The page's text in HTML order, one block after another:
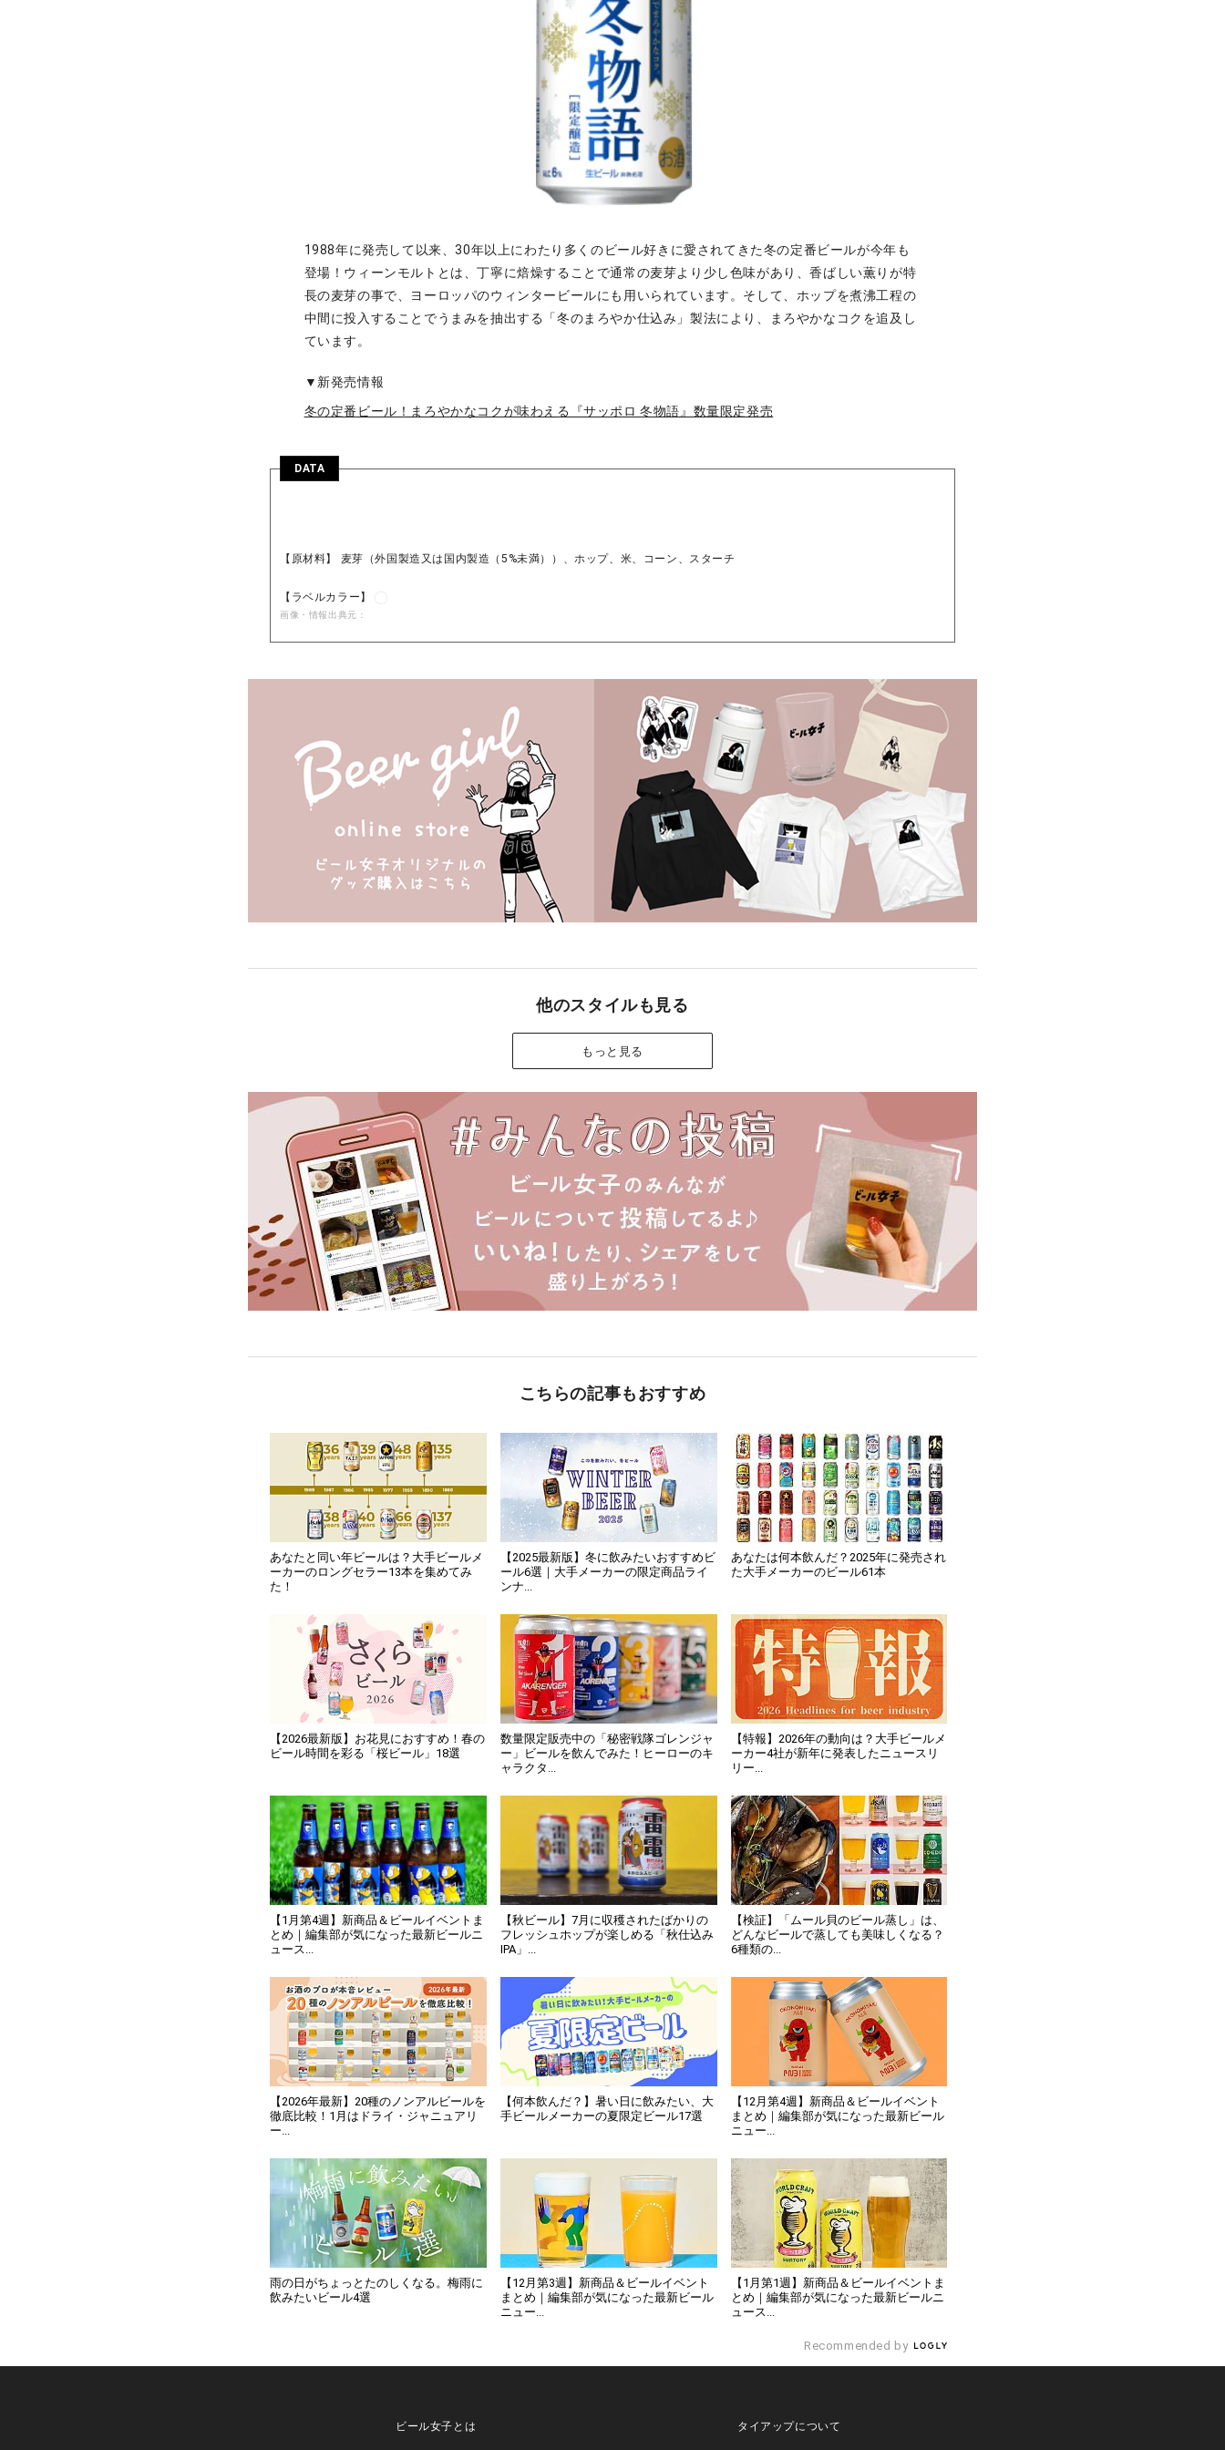
1988年に発売して以来、30年以上にわたり多くのビール好きに愛されてきた冬の定番ビールが今年も
登場！ウィーンモルトとは、丁寧に焙燥することで通常の麦芽より少し色味があり、香ばしい薫りが特
長の麦芽の事で、ヨーロッパのウィンタービールにも用いられています。そして、ホップを煮沸工程の
中間に投入することでうまみを抽出する「冬のまろやか仕込み」製法により、まろやかなコクを追及し
ています。
▼新発売情報
冬の定番ビール！まろやかなコクが味わえる『サッポロ 冬物語』数量限定発売
DATA
【原材料】 麦芽（外国製造又は国内製造（5%未満））、ホップ、米、コーン、スターチ
【ラベルカラー】
画像・情報出典元：
他のスタイルも見る
もっと見る
こちらの記事もおすすめ
あなたと同い年ビールは？大手ビールメ
ーカーのロングセラー13本を集めてみ
た！
【2025最新版】冬に飲みたいおすすめビ
ール6選｜大手メーカーの限定商品ライ
ンナ...
あなたは何本飲んだ？2025年に発売され
た大手メーカーのビール61本
【2026最新版】お花見におすすめ！春の
ビール時間を彩る「桜ビール」18選
数量限定販売中の「秘密戦隊ゴレンジャ
ー」ビールを飲んでみた！ヒーローのキ
ャラクタ...
【特報】2026年の動向は？大手ビールメ
ーカー4社が新年に発表したニュースリ
リー...
【1月第4週】新商品＆ビールイベントま
とめ｜編集部が気になった最新ビールニ
ュース...
【秋ビール】7月に収穫されたばかりの
フレッシュホップが楽しめる「秋仕込み
IPA」...
【検証】「ムール貝のビール蒸し」は、
どんなビールで蒸しても美味しくなる？
6種類の...
【2026年最新】20種のノンアルビールを
徹底比較！1月はドライ・ジャニュアリ
ー...
【何本飲んだ？】暑い日に飲みたい、大
手ビールメーカーの夏限定ビール17選
【12月第4週】新商品＆ビールイベント
まとめ｜編集部が気になった最新ビール
ニュー...
雨の日がちょっとたのしくなる。梅雨に
飲みたいビール4選
【12月第3週】新商品＆ビールイベント
まとめ｜編集部が気になった最新ビール
ニュー...
【1月第1週】新商品＆ビールイベントま
とめ｜編集部が気になった最新ビールニ
ュース...
Recommended by
ビール女子とは タイアップについて